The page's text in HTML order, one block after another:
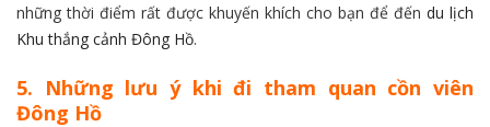
những thời điểm rất được khuyến khích cho bạn để đến du lịch
Khu thắng cảnh Đông Hồ.
5. Những lưu ý khi đi tham quan cồn viên
Đông Hồ